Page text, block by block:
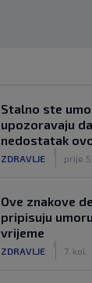
Stalno ste
upozoravaju
nedostatak
ZDRAVLJE prije 5
Ove znakove
pripisuju
vrijeme
ZDRAVLJE 7. kol.